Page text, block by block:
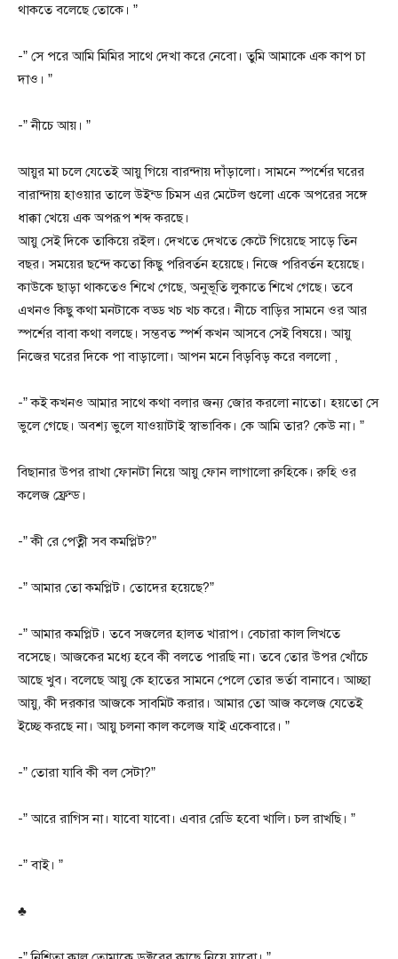
থাকতে বলেছে তোকে। ”
-” সে পরে আমি মিমির সাথে দেখা করে নেবো। তুমি আমাকে এক কাপ চা
দাও। ”
-” নীচে আয়। ”
আয়ুর মা চলে যেতেই আয়ু গিয়ে বারন্দায় দাঁড়ালো। সামনে স্পর্শের ঘরের
বারান্দায় হাওয়ার তালে উইন্ড চিমস এর মেটেল গুলো একে অপরের সঙ্গে
ধাক্কা খেয়ে এক অপরূপ শব্দ করছে।
আয়ু সেই দিকে তাকিয়ে রইল। দেখতে দেখতে কেটে গিয়েছে সাড়ে তিন
বছর। সময়ের ছন্দে কতো কিছু পরিবর্তন হয়েছে। নিজে পরিবর্তন হয়েছে।
কাউকে ছাড়া থাকতেও শিখে গেছে, অনুভূতি লুকাতে শিখে গেছে। তবে
এখনও কিছু কথা মনটাকে বড্ড খচ খচ করে। নীচে বাড়ির সামনে ওর আর
স্পর্শের বাবা কথা বলছে। সম্ভবত স্পর্শ কখন আসবে সেই বিষয়ে। আয়ু
নিজের ঘরের দিকে পা বাড়ালো। আপন মনে বিড়বিড় করে বললো ,
-” কই কখনও আমার সাথে কথা বলার জন্য জোর করলো নাতো। হয়তো সে
ভুলে গেছে। অবশ্য ভুলে যাওয়াটাই স্বাভাবিক। কে আমি তার? কেউ না। ”
বিছানার উপর রাখা ফোনটা নিয়ে আয়ু ফোন লাগালো রুহিকে। রুহি ওর
কলেজ ফ্রেন্ড।
-” কী রে পেত্নী সব কমপ্লিট?”
-” আমার তো কমপ্লিট। তোদের হয়েছে?”
-” আমার কমপ্লিট। তবে সজলের হালত খারাপ। বেচারা কাল লিখতে
বসেছে। আজকের মধ্যে হবে কী বলতে পারছি না। তবে তোর উপর খোঁচে
আছে খুব। বলেছে আয়ু কে হাতের সামনে পেলে তোর ভর্তা বানাবে। আচ্ছা
আয়ু, কী দরকার আজকে সাবমিট করার। আমার তো আজ কলেজ যেতেই
ইচ্ছে করছে না। আয়ু চলনা কাল কলেজ যাই একেবারে। ”
-” তোরা যাবি কী বল সেটা?”
-” আরে রাগিস না। যাবো যাবো। এবার রেডি হবো খালি। চল রাখছি। ”
-” বাই। ”
♣